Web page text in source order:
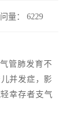
量：6229
管肺发育不
并发症，影
幸存者支气